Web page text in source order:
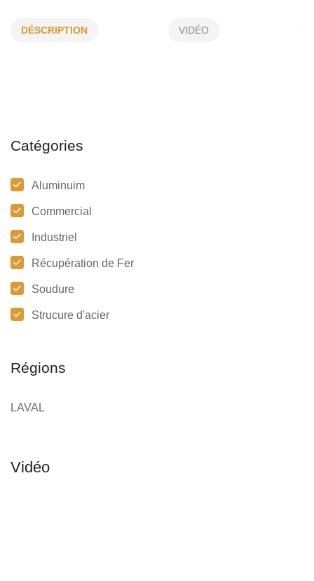
07, Pl de Naples, Laval, (QC) H7M 4L6
DÉSCRIPTION VIDÉO
Catégories
Aluminuim
Commercial
Industriel
Récupération de Fer
Soudure
Strucure d'acier
Régions
LAVAL